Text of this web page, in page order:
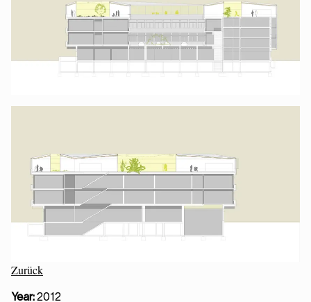
Zurück
Year: 2012